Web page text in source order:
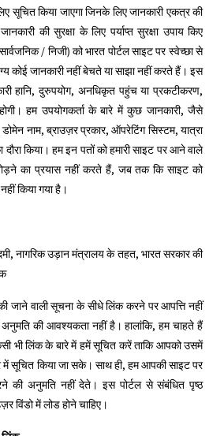
सूचित किया जाएगा जिनके लिए जानकारी एकत्र की
की सुरक्षा के लिए पर्याप्त सुरक्षा उपाय किए
/ निजी) को भारत पोर्टल साइट पर स्वेच्छा से
कोई जानकारी नहीं बेचते या साझा नहीं करते हैं। इस
हानि, दुरुपयोग, अनधिकृत पहुंच या प्रकटीकरण,
होगी। हम उपयोगकर्ता के बारे में कुछ जानकारी, जैसे
नाम, ब्राउज़र प्रकार, ऑपरेटिंग सिस्टम, यात्रा
किया। हम इन पतों को हमारी साइट पर आने वाले
का प्रयास नहीं करते हैं, जब तक कि साइट को
किया गया है।
नागरिक उड़ान मंत्रालय के तहत, भारत सरकार की
जाने वाली सूचना के सीधे लिंक करने पर आपत्ति नहीं
की आवश्यकता नहीं है। हालांकि, हम चाहते हैं
भी लिंक के बारे में हमें सूचित करें ताकि आपको उसमें
में सूचित किया जा सके। साथ ही, हम आपकी साइट पर
की अनुमति नहीं देते। इस पोर्टल से संबंधित पृष्ठ
विंडो में लोड होने चाहिए।